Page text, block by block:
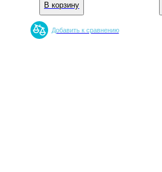
В корзину
Добавить к сравнению